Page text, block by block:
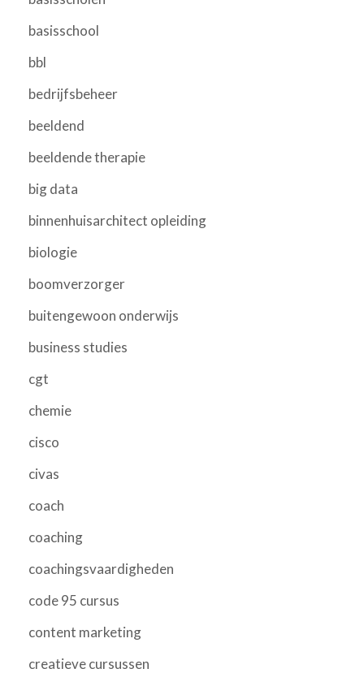
basisschool
bbl
bedrijfsbeheer
beeldend
beeldende therapie
big data
binnenhuisarchitect opleiding
biologie
boomverzorger
buitengewoon onderwijs
business studies
cgt
chemie
cisco
civas
coach
coaching
coachingsvaardigheden
code 95 cursus
content marketing
creatieve cursussen